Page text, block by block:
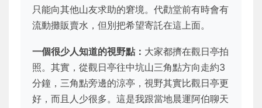
只能向其他山友求助的窘境。代勸堂前有時會有
流動攤販賣水，但別把希望寄託在這上面。
一個很少人知道的視野點： 大家都擠在觀日亭拍
照。其實，從觀日亭往中坑山三角點方向走約3
分鐘，三角點旁邊的涼亭，視野其實比觀日亭更
好，而且人少很多。這是我跟當地晨運阿伯聊天